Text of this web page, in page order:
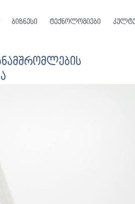
ბიზნესი ტექნოლოგიები